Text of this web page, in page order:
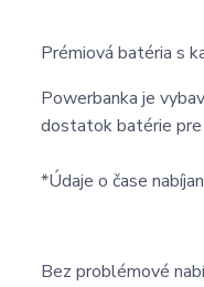
Prémiová batéria s
Powerbanka je
dostatok batérie pre
*Údaje o čase
Bez problémové